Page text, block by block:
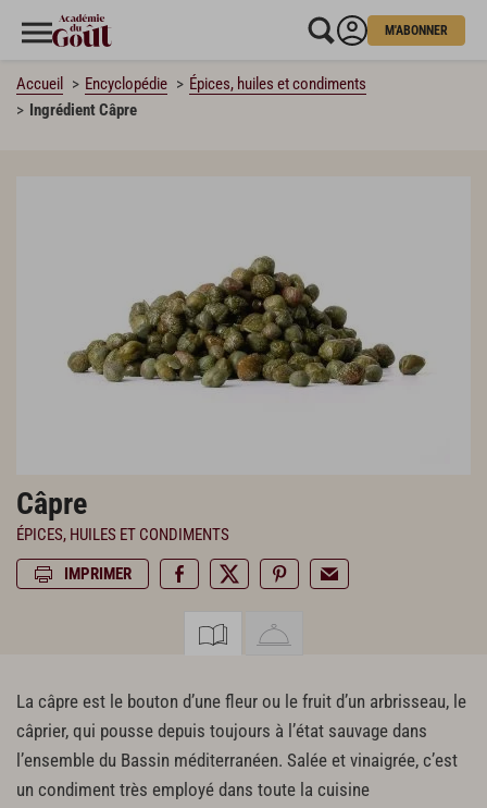
M'ABONNER
Accueil Encyclopédie
Épices, huiles et condiments
Ingrédient Câpre
Câpre
ÉPICES, HUILES ET CONDIMENTS
IMPRIMER
La câpre est le bouton d’une fleur ou le fruit d’un arbrisseau, le
câprier, qui pousse depuis toujours à l’état sauvage dans
l’ensemble du Bassin méditerranéen. Salée et vinaigrée, c’est
un condiment très employé dans toute la cuisine